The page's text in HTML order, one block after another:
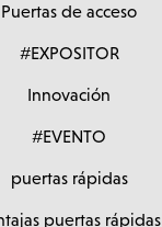
Puertas de acceso
#EXPOSITOR
Innovación
#EVENTO
puertas rápidas
puertas rápidas